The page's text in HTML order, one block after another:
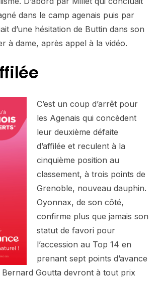
dans le camp agenais puis par
d’une hésitation de Buttin dans son
à dame, après appel à la vidéo.
C’est un coup d’arrêt pour
les Agenais qui concèdent
leur deuxième défaite
d’affilée et reculent à la
cinquième position au
classement, à trois points de
Grenoble, nouveau dauphin.
Oyonnax, de son côté,
confirme plus que jamais son
statut de favori pour
l’accession au Top 14 en
prenant sept points d’avance
Goutta devront à tout prix